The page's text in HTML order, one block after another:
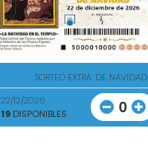
SORTEO EXTRA. DE NAVIDAD
22/12/2026
19 DISPONIBLES 0